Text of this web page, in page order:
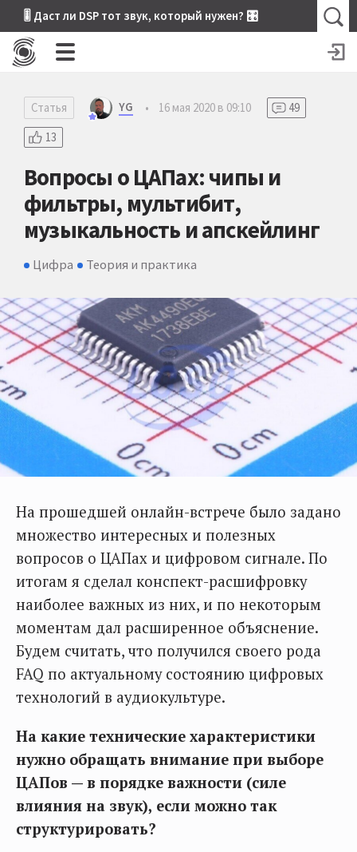
🎚 Даст ли DSP тот звук, который нужен? 🎛
Статья YG • 16 мая 2020 в 09:10
49
13
Вопросы о ЦАПах: чипы и
фильтры, мультибит,
музыкальность и апскейлинг
Цифра Теория и практика
На прошедшей онлайн-встрече было задано
множество интересных и полезных
вопросов о ЦАПах и цифровом сигнале. По
итогам я сделал конспект-расшифровку
наиболее важных из них, и по некоторым
моментам дал расширенное объяснение.
Будем считать, что получился своего рода
FAQ по актуальному состоянию цифровых
технологий в аудиокультуре.
На какие технические характеристики
нужно обращать внимание при выборе
ЦАПов — в порядке важности (силе
влияния на звук), если можно так
структурировать?